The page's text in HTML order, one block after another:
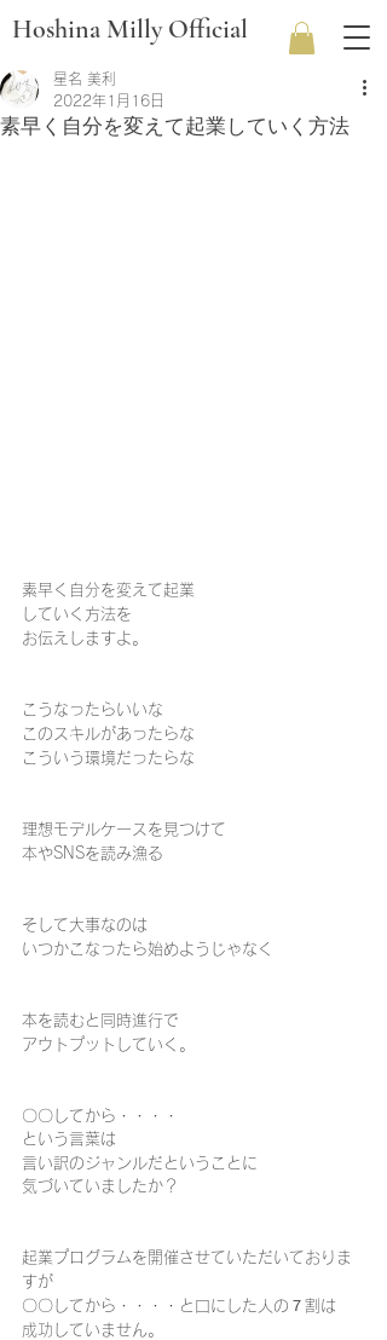
Hoshina Milly Official
素早く自分を変えて起業していく方法
星名 美利
2022年1月16日
素早く自分を変えて起業
していく方法を
お伝えしますよ。
こうなったらいいな
このスキルがあったらな
こういう環境だったらな
理想モデルケースを見つけて
本やSNSを読み漁る
そして大事なのは
いつかこなったら始めようじゃなく
本を読むと同時進行で
アウトプットしていく。
〇〇してから・・・・
という言葉は
言い訳のジャンルだということに
気づいていましたか？
起業プログラムを開催させていただいておりま
すが
〇〇してから・・・・と口にした人の７割は
成功していません。